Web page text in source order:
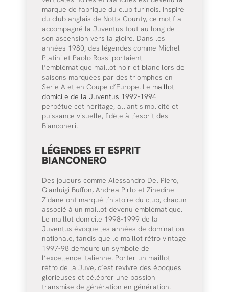
marque de fabrique du club turinois. Inspiré
du club anglais de Notts County, ce motif a
accompagné la Juventus tout au long de
son ascension vers la gloire. Dans les
années 1980, des légendes comme Michel
Platini et Paolo Rossi portaient
l’emblématique maillot noir et blanc lors de
saisons marquées par des triomphes en
Serie A et en Coupe d’Europe. Le maillot
domicile de la Juventus 1992-1994
perpétue cet héritage, alliant simplicité et
puissance visuelle, fidèle à l’esprit des
Bianconeri.
LÉGENDES ET ESPRIT
BIANCONERO
Des joueurs comme Alessandro Del Piero,
Gianluigi Buffon, Andrea Pirlo et Zinedine
Zidane ont marqué l’histoire du club, chacun
associé à un maillot devenu emblématique.
Le maillot domicile 1998-1999 de la
Juventus évoque les années de domination
nationale, tandis que le maillot rétro vintage
1997-98 demeure un symbole de
l’excellence italienne. Porter un maillot
rétro de la Juve, c’est revivre des époques
glorieuses et célébrer une passion
transmise de génération en génération.